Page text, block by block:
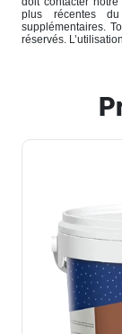
plus récentes
supplémentaires.
réservés.